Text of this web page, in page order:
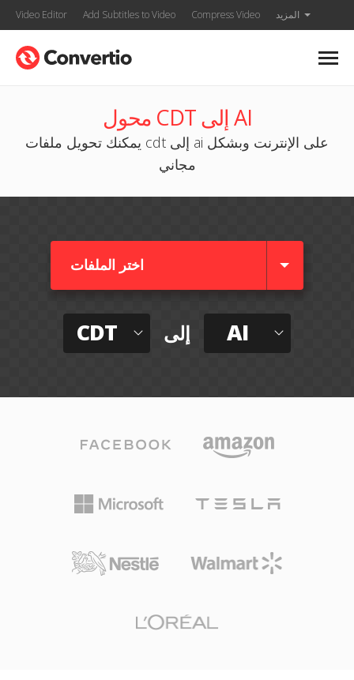
Video Editor Add Subtitles to Video Compress Video المزيد
محول CDT إلى AI
يمكنك تحويل ملفات cdt إلى ai على الإنترنت وبشكل
مجاني
اختر الملفات
CDT إلى AI